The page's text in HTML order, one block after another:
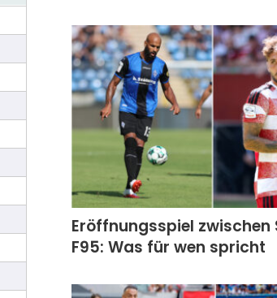
Eröffnungsspiel zwischen
F95: Was für wen spricht